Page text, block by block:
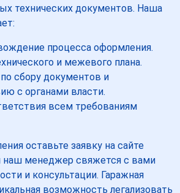
технических документов. Наша
процесса оформления.
и межевого плана.
сбору документов и
с органами власти.
всем требованиям
оставьте заявку на сайте
наш менеджер свяжется с вами
и консультации. Гаражная
возможность легализовать